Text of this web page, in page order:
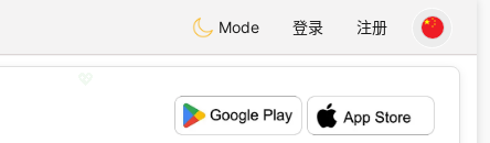
Mode 登录 注册